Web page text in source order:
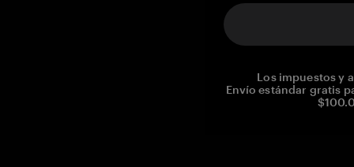
Los impuestos y
Envío estándar gratis